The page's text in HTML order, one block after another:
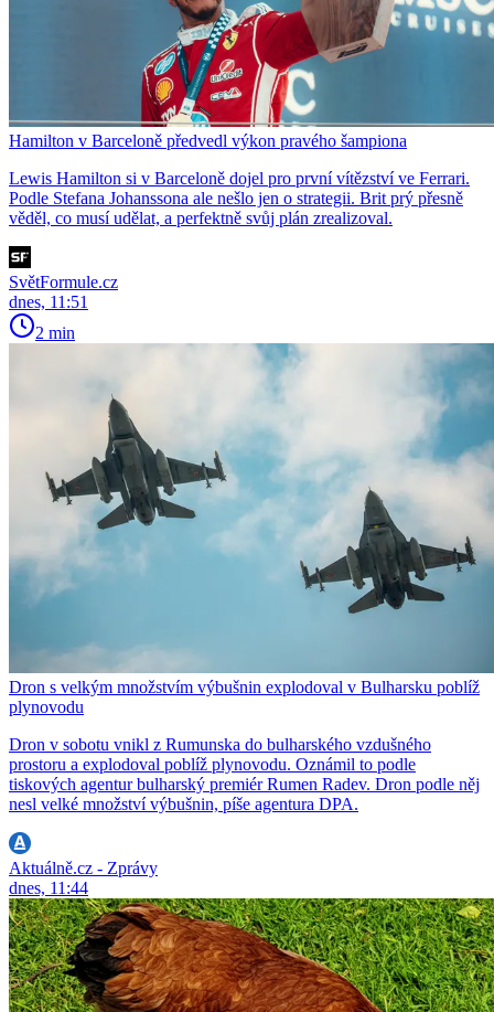
Hamilton v Barceloně předvedl výkon pravého šampiona
Lewis Hamilton si v Barceloně dojel pro první vítězství ve Ferrari.
Podle Stefana Johanssona ale nešlo jen o strategii. Brit prý přesně
věděl, co musí udělat, a perfektně svůj plán zrealizoval.
SvětFormule.cz
dnes, 11:51
2 min
Dron s velkým množstvím výbušnin explodoval v Bulharsku poblíž
plynovodu
Dron v sobotu vnikl z Rumunska do bulharského vzdušného
prostoru a explodoval poblíž plynovodu. Oznámil to podle
tiskových agentur bulharský premiér Rumen Radev. Dron podle něj
nesl velké množství výbušnin, píše agentura DPA.
Aktuálně.cz - Zprávy
dnes, 11:44